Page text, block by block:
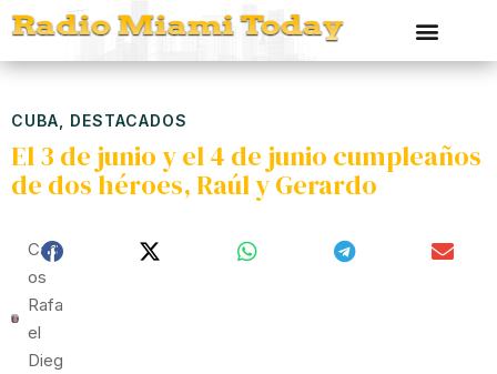
CUBA DESTACADOS
El 3 de junio y el 4 de junio cumpleaños
de dos héroes, Raúl y Gerardo
Carl
Os
Rafa
El
Dieg